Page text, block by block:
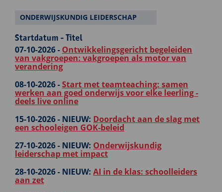
ONDERWIJSKUNDIG LEIDERSCHAP
Startdatum - Titel
07-10-2026 - Ontwikkelingsgericht begeleiden
van vakgroepen: vakgroepen als motor van
verandering
08-10-2026 -Start met teamteaching: samen
werken aan goed onderwijs voor elke leerling -
deels live online
15-10-2026 - NIEUW: Doordacht aan de slag met
een schooleigen GOK-beleid
27-10-2026 - NIEUW: Onderwijskundig
leiderschap met impact
28-10-2026 - NIEUW: AI in de klas: schoolleiders
aan zet